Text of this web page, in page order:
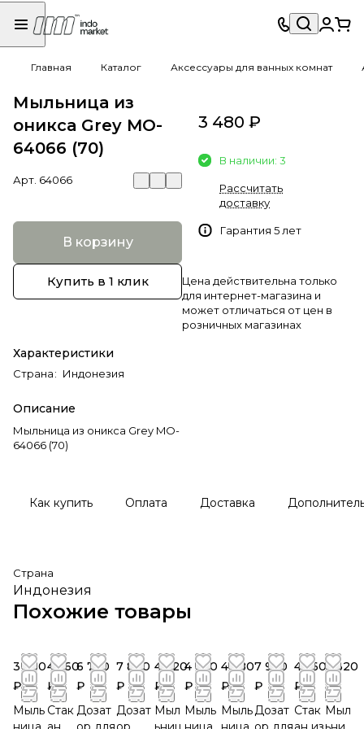
Главная Каталог Аксессуары для ванных комнат
Мыльница из
оникса Grey MO-
64066 (70)
Арт. 64066
В корзину
Купить в 1 клик
Характеристики
Страна: Индонезия
Описание
Мыльница из оникса Grey MO-
64066 (70)
3 480 ₽
В наличии: 3
Рассчитать
доставку
Гарантия 5 лет
Цена действительна только
для интернет-магазина и
может отличаться от цен в
розничных магазинах
Как купить Оплата Доставка
Страна
Индонезия
Похожие товары
3 360
₽
Мыль
4 560
₽
Стак
6 720
₽
Дозат
7 800
₽
Дозат
4 320
₽
Мыл
4 680
₽
Мыль
4 680
₽
Мыль
7 920
₽
Дозат
4 560
₽
Стак
4 320
₽
Мыл